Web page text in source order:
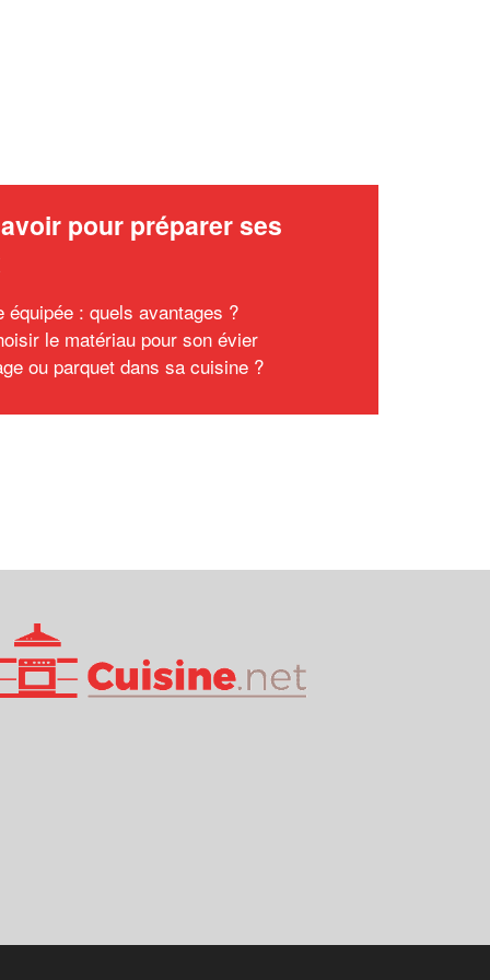
pour préparer ses
équipée : quels avantages ?
le matériau pour son évier
ou parquet dans sa cuisine ?